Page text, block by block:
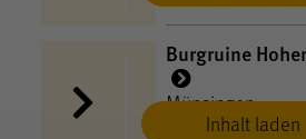
Inhalt laden
Burgruine
Münsingen